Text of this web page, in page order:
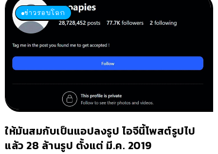
ข่าวรอบโลก
ให้มันสมกับเป็นแอปลงรูป ไอจีนี้โพสต์รูปไป
แล้ว 28 ล้านรูป ตั้งแต่ มี.ค. 2019